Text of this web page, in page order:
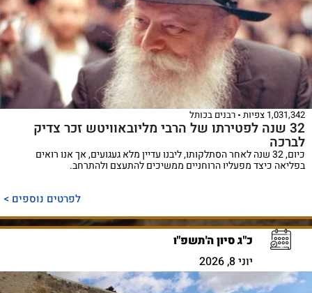
1,031,342 צפיות רבנים בכותל
32 שנה לפטירתו של הרבי מליובאוויטש זכר צדיק
לברכה
כיום, 32 שנה לאחר הסתלקותו, ליבנו עדיין מלא געגועים, אך אנו רואים
בפליאה כיצד מפעליו הרוחניים ממשיכים להתעצם ולהתרחב.
לפרטים נוספים >
כ"ג סיון ה'תשפ"ו
יוני 8, 2026